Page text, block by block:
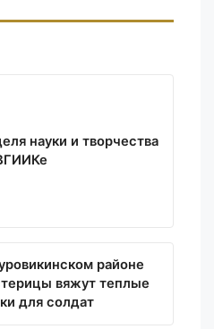
науки и творчества
районе
вяжут теплые
для солдат